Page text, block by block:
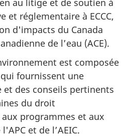
au litige et de soutien à
et réglementaire à ECCC,
d'impacts du Canada
de l’eau (ACE).
est composée
fournissent une
des conseils pertinents
du droit
programmes et aux
et de l’AEIC.